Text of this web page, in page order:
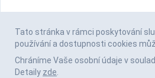
Tato stránka v rámci poskytování
používání a dostupnosti cookies
Chráníme Vaše osobní údaje v
Detaily zde.